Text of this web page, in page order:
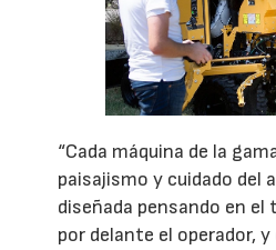
“Cada máquina de la
paisajismo y cuidado del
diseñada pensando en el
por delante el operador,